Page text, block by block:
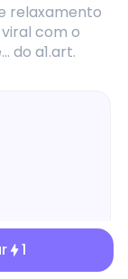
relaxamento
com o
do a1.art.
1